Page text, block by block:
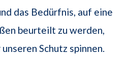
das Bedürfnis, auf eine
beurteilt zu werden,
Schutz spinnen.